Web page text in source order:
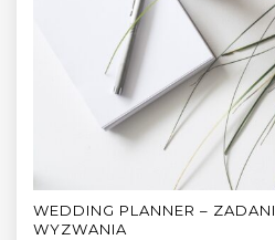
WEDDING PLANNER –
WYZWANIA